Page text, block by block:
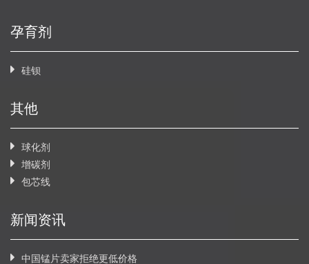
孕育剂
硅钡
其他
球化剂
增碳剂
包芯线
新闻资讯
中国锰片卖家拒绝更低价格